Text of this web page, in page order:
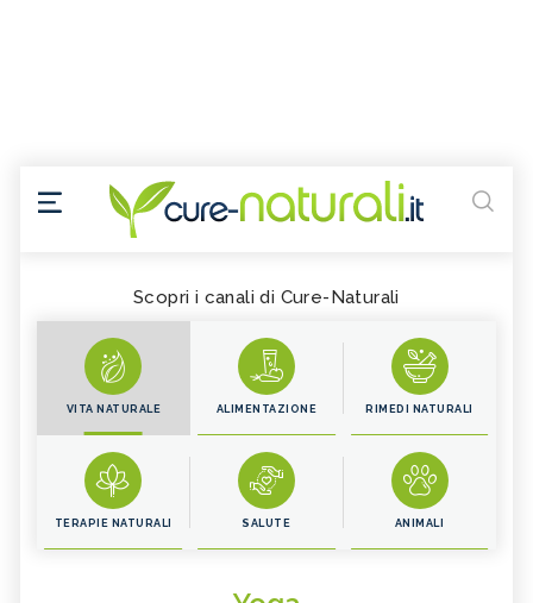
Scopri i canali di Cure-Naturali
VITA NATURALE ALIMENTAZIONE RIMEDI NATURALI
TERAPIE NATURALI SALUTE ANIMALI